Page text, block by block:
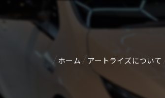
ホーム アートライズについて
紹介ページ